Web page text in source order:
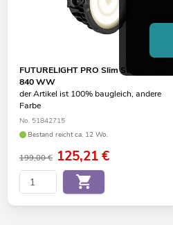
FUTURELIGHT PRO Slim Strobe SMD
840 WW
der Artikel ist 100% baugleich, andere
Farbe
No. 51842715
Bestand reicht ca. 12 Wo.
199,00 € 125,21€